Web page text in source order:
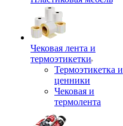
Чековая лента и
термоэтикетки
Термоэтикетка и
ценники
Чековая и
термолента